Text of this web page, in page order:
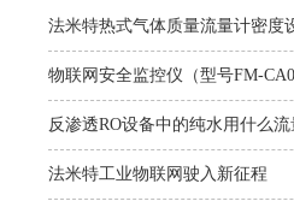
法米特热式气体质量流量计密度
物联网安全监控仪（型号FM-
反渗透RO设备中的纯水用什么
法米特工业物联网驶入新征程